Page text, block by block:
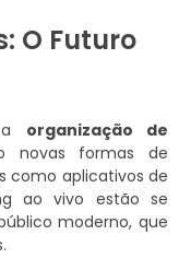
O Futuro
organização de
novas formas de
como aplicativos de
ao vivo estão se
moderno, que